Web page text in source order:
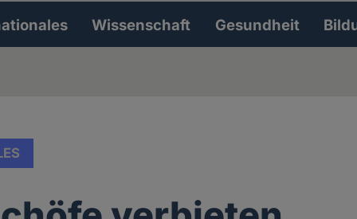
Wissenschaft Gesundheit